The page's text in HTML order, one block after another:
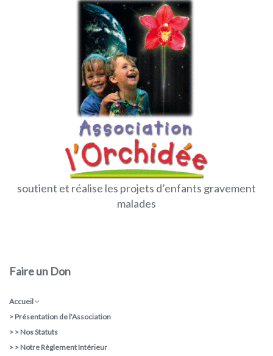
soutient et réalise les projets d’enfants gravement
malades
Faire un Don
Accueil
> Présentation de l’Association
> > Nos Statuts
> > Notre Règlement Intérieur